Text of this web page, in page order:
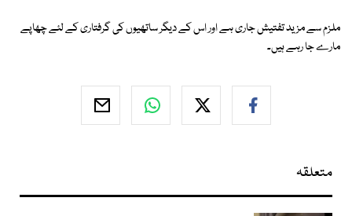
ملزم سے مزید تفتیش جاری ہے اور اس کے دیگر ساتھیوں کی گرفتاری کے لئے چھاپے
مارے جا رہے ہیں۔
متعلقہ